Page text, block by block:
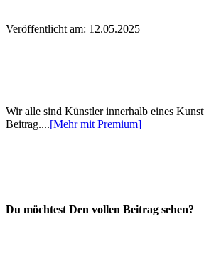
Veröffentlicht am: 12.05.2025
Wir alle sind Künstler innerhalb eines
Beitrag....[Mehr mit Premium]
Du möchtest Den vollen Beitrag sehen?